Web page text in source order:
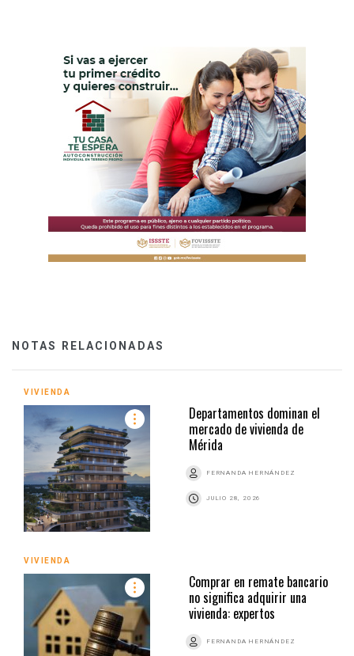
NOTAS RELACIONADAS
VIVIENDA
Departamentos dominan el
mercado de vivienda de
Mérida
FERNANDA HERNÁNDEZ
JULIO 28, 2026
VIVIENDA
Comprar en remate bancario
no significa adquirir una
vivienda: expertos
FERNANDA HERNÁNDEZ